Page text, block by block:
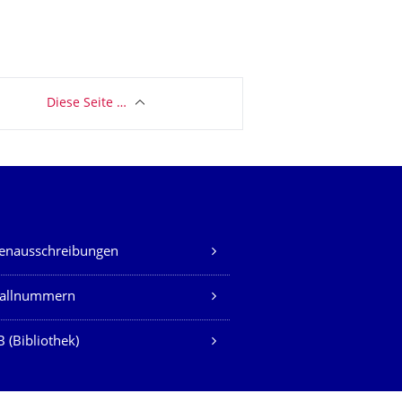
Diese Seite …
(Bibliothek)